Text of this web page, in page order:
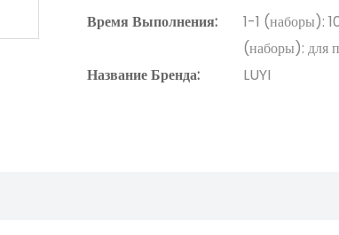
Время Выполнения:
1-1 (наборы):
(наборы): для
Название Бренда:
LUYI